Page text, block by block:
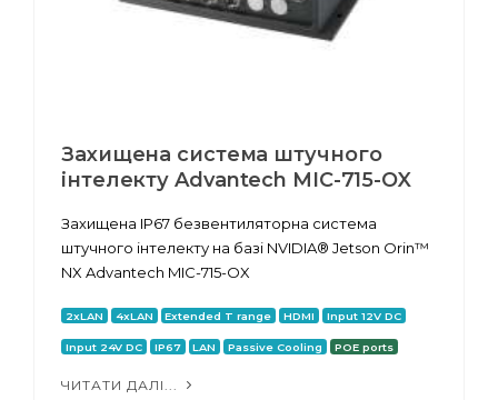
Захищена система штучного
інтелекту Advantech MIC-715-OX
Захищена IP67 безвентиляторна система
штучного інтелекту на базі NVIDIA® Jetson Orin™
NX Advantech MIC-715-OX
2xLAN 4xLAN Extended T range HDMI Input 12V DC
Input 24V DC IP67 LAN Passive Cooling POE ports
ЧИТАТИ ДАЛІ...